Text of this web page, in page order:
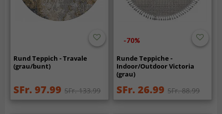
Rund Teppich - Travale
(grau/bunt)
SFr. 97.99 SFr. 133.99
-70%
Runde Teppiche -
Indoor/Outdoor Victoria
(grau)
SFr. 26.99 SFr. 88.99